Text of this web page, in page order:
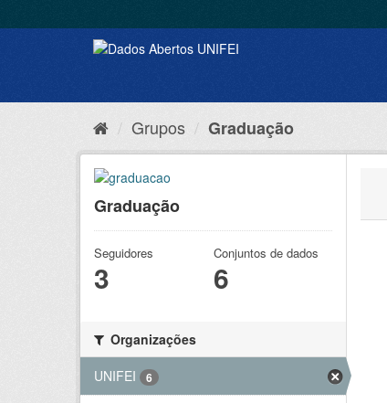
Grupos Graduação
Graduação
Seguidores
3
Conjuntos de dados
6
Organizações
UNIFEI
6